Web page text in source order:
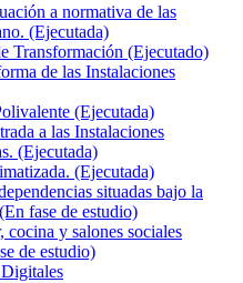
a normativa de las
(Ejecutada)
Transformación (Ejecutado)
de las Instalaciones
(Ejecutada)
a las Instalaciones
(Ejecutada)
(Ejecutada)
situadas bajo la
fase de estudio)
cocina y salones sociales
de estudio)